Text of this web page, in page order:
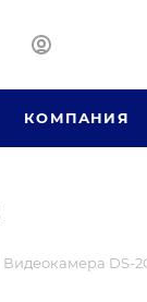
КОМПАНИЯ
Видеокамера DS-